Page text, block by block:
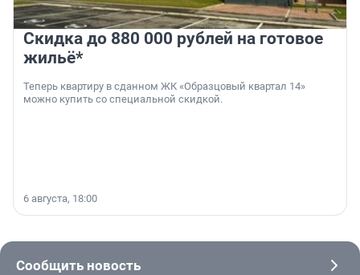
Скидка до 880 000 рублей на готовое
жильё*
Теперь квартиру в сданном ЖК «Образцовый квартал 14»
можно купить со специальной скидкой.
6 августа, 18:00
Сообщить новость